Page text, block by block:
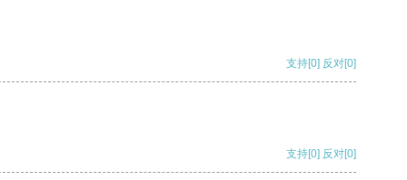
支持[0] 反对[0]
支持[0] 反对[0]